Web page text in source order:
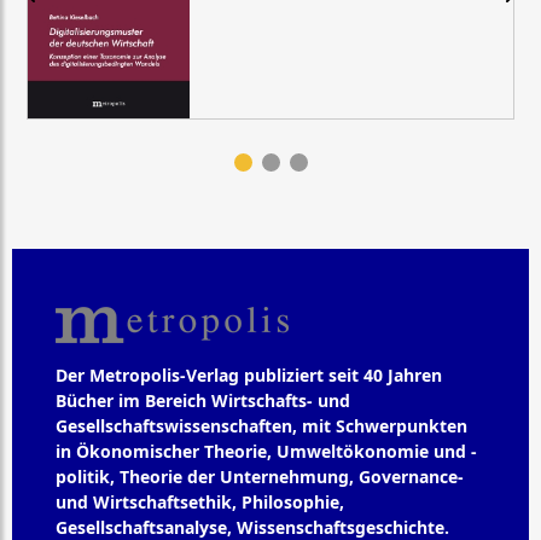
Der Metropolis-Verlag publiziert seit 40 Jahren
Bücher im Bereich Wirtschafts- und
Gesellschaftswissenschaften, mit Schwerpunkten
in Ökonomischer Theorie, Umweltökonomie und -
politik, Theorie der Unternehmung, Governance-
und Wirtschaftsethik, Philosophie,
Gesellschaftsanalyse, Wissenschaftsgeschichte.